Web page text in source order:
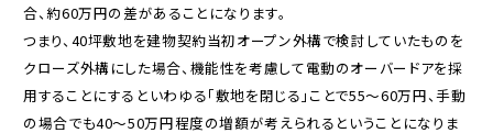
合、約60万円の差があることになります。
つまり、40坪敷地を建物契約当初オープン外構で検討していたものを
クローズ外構にした場合、機能性を考慮して電動のオーバードアを採
用することにするといわゆる「敷地を閉じる」ことで55～60万円、手動
の場合でも40～50万円程度の増額が考えられるということになりま